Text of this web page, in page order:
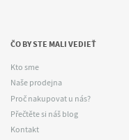
ČO BY STE MALI VEDIEŤ
Kto sme
Naše prodejna
Proč nakupovat u nás?
Přečtěte si náš blog
Kontakt